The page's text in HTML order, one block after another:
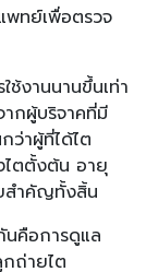
พทย์เพื่อตรวจ
ช้งานนานขึ้นเท่า
กผู้บริจาคที่มี
ว่าผู้ที่ได้ไต
ไตตั้งต้น อายุ
สำคัญทั้งสิ้น
คือการดูแล
ถ่ายไต